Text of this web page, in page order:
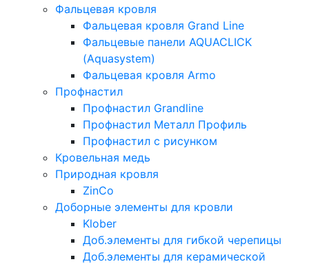
Фальцевая кровля
Фальцевая кровля Grand Line
Фальцевые панели AQUACLICK
(Aquasystem)
Фальцевая кровля Armo
Профнастил
Профнастил Grandline
Профнастил Металл Профиль
Профнастил с рисунком
Кровельная медь
Природная кровля
ZinCo
Доборные элементы для кровли
Klober
Доб.элементы для гибкой черепицы
Доб.элементы для керамической